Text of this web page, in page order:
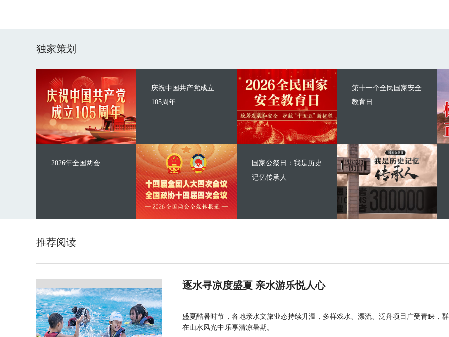
独家策划
庆祝中国共产党成立
105周年
2026年全国两会
第十一个全民国家安全
教育日
国家公祭日：我是历史
记忆传承人
推荐阅读
逐水寻凉度盛夏 亲水游乐悦人心
盛夏酷暑时节，各地亲水文旅业态持续升温，多样戏水、漂流、泛舟项目广受青睐，
在山水风光中乐享清凉暑期。